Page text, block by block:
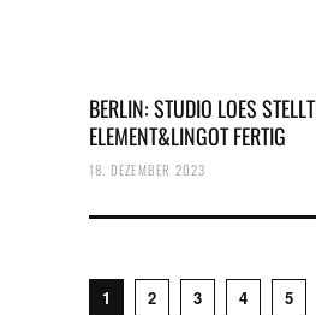
BERLIN: STUDIO LOES STELLT
ELEMENT&LINGOT FERTIG
18. DEZEMBER 2023
1 2 3 4 5